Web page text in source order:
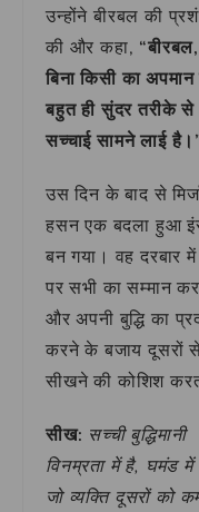
उन्होंने बीरबल की
की और कहा,
बिना किसी का अपमान
बहुत ही सुंदर तरीके से
सच्चाई सामने लाई
उस दिन के बाद से
हसन एक बदला हुआ
बन गया। वह दरबार
पर सभी का सम्मान
और अपनी बुद्धि का
करने के बजाय दूसरों
सीखने की कोशिश
सीख: सच्ची बुद्धिमानी
विनम्रता में है, घमंड में
जो व्यक्ति दूसरों को